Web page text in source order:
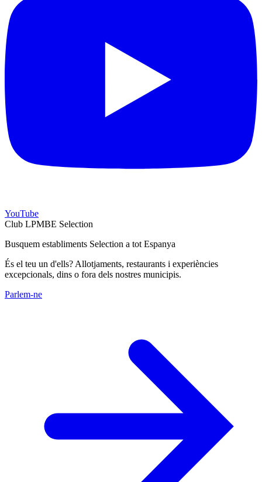
YouTube
Club LPMBE Selection
Busquem establiments Selection a tot Espanya
És el teu un d'ells? Allotjaments, restaurants i experiències
excepcionals, dins o fora dels nostres municipis.
Parlem-ne